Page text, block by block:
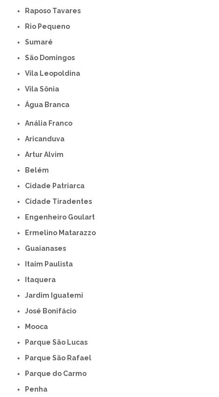
Raposo Tavares
Rio Pequeno
Sumaré
São Domingos
Vila Leopoldina
Vila Sônia
Água Branca
Anália Franco
Aricanduva
Artur Alvim
Belém
Cidade Patriarca
Cidade Tiradentes
Engenheiro Goulart
Ermelino Matarazzo
Guaianases
Itaim Paulista
Itaquera
Jardim Iguatemi
José Bonifácio
Mooca
Parque São Lucas
Parque São Rafael
Parque do Carmo
Penha